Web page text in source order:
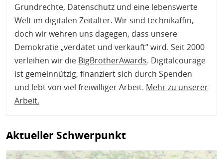
Grundrechte, Datenschutz und eine lebenswerte
Welt im digitalen Zeitalter. Wir sind technikaffin,
doch wir wehren uns dagegen, dass unsere
Demokratie „verdatet und verkauft“ wird. Seit 2000
verleihen wir die BigBrotherAwards. Digitalcourage
ist gemeinnützig, finanziert sich durch Spenden
und lebt von viel freiwilliger Arbeit. Mehr zu unserer
Arbeit.
Aktueller Schwerpunkt
Bild